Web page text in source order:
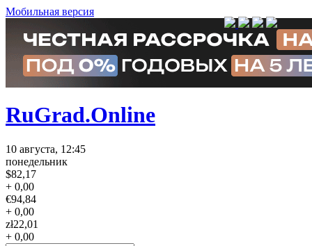
Мобильная версия
RuGrad.Online
10 августа, 12:45
понедельник
$82,17
+ 0,00
€94,84
+ 0,00
zł22,01
+ 0,00